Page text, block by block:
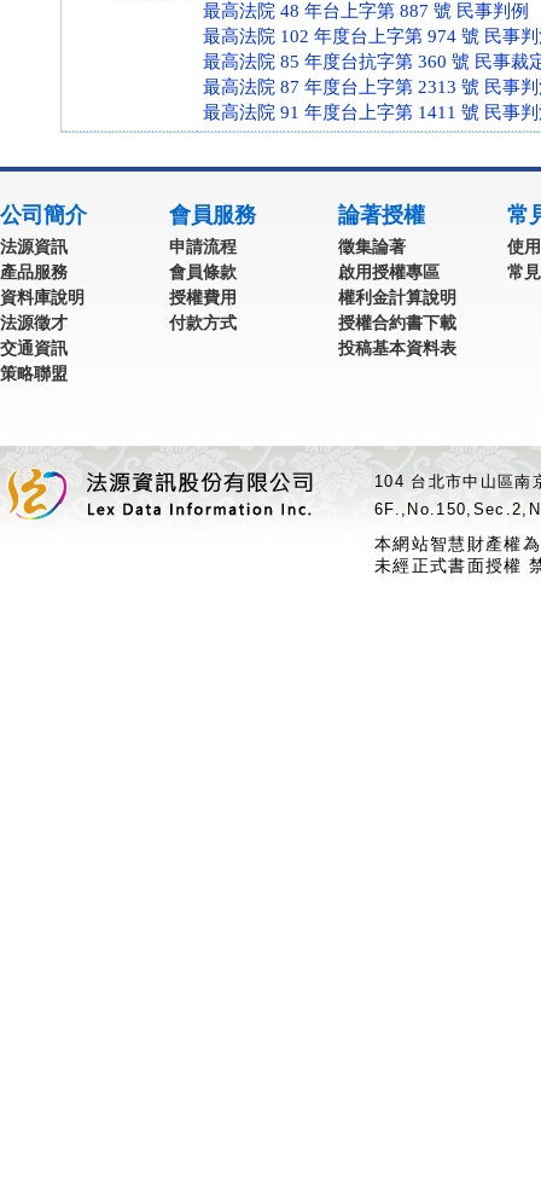
最高法院 48 年台上字第 887 號 民事判例
最高法院 102 年度台上字第 974 號 民事
最高法院 85 年度台抗字第 360 號 民事裁
最高法院 87 年度台上字第 2313 號 民事
最高法院 91 年度台上字第 1411 號 民事
公司簡介
法源資訊
產品服務
資料庫說明
法源徵才
交通資訊
策略聯盟
會員服務
申請流程
會員條款
授權費用
付款方式
論著授權
徵集論著
啟用授權專區
權利金計算說明
授權合約書下載
投稿基本資料表
常
使
常
104 台北市中山區
本網站智慧財產權
未經正式書面授權